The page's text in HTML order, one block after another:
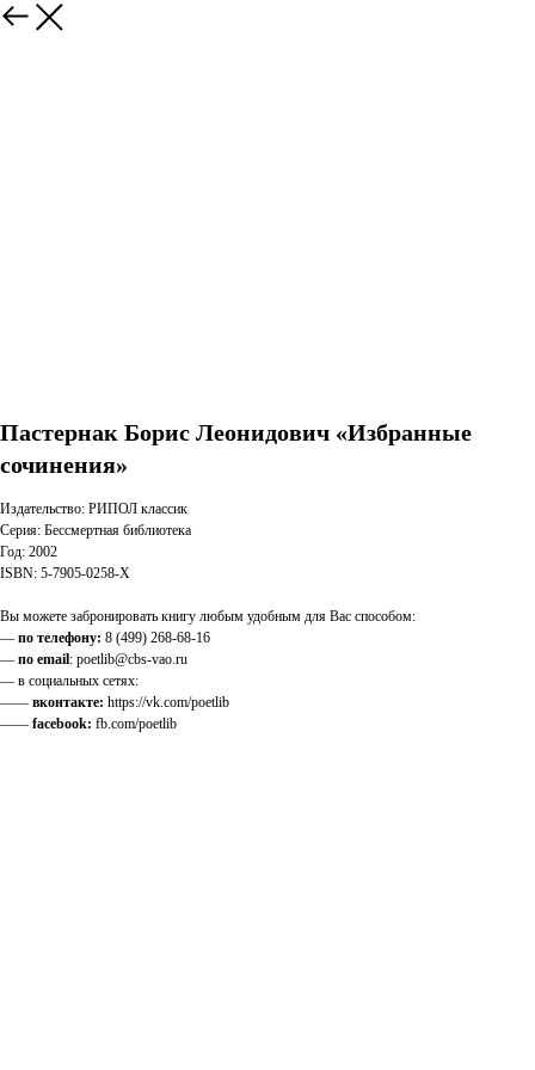
Пастернак Борис Леонидович «Избранные
сочинения»
Издательство: РИПОЛ классик
Серия: Бессмертная библиотека
Год: 2002
ISBN: 5-7905-0258-X
Вы можете забронировать книгу любым удобным для Вас способом:
— по телефону: 8 (499) 268-68-16
— по email: poetlib@cbs-vao.ru
— в социальных сетях:
—— вконтакте: https://vk.com/poetlib
—— facebook: fb.com/poetlib